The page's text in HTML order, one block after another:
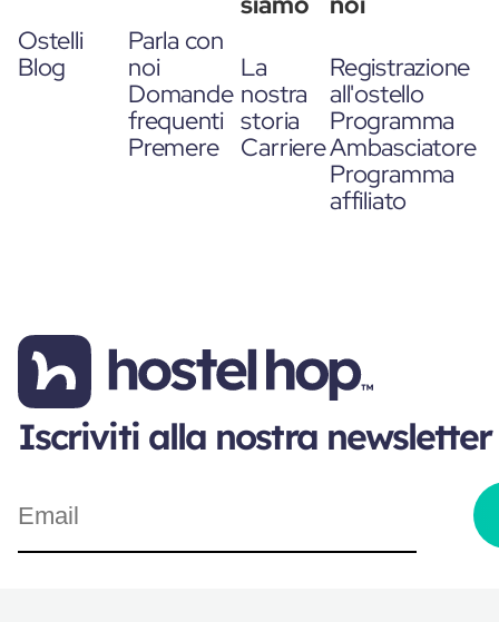
Ostelli
Blog
Parla con
noi
Domande
frequenti
Premere
La
nostra
storia
Carriere
Registrazione
all'ostello
Programma
Ambasciatore
Programma
affiliato
Iscriviti alla nostra newsletter